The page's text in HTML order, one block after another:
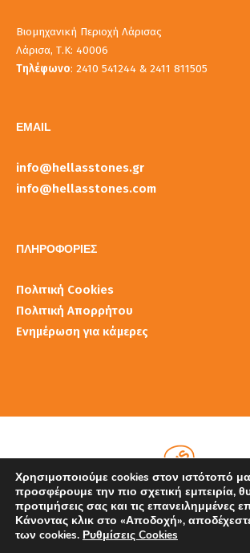
Βιομηχανική Περιοχή Λάρισας
Λάρισα, Τ.Κ: 40006
Τηλέφωνο: 2410 541244 & 2411 811505
EMAIL
info@hellasstones.gr
info@hellasstones.com
ΠΛΗΡΟΦΟΡΙΕΣ
Πολιτική Cookies
Πολιτική Απορρήτου
Ενημέρωση για κάμερες
Χρησιμοποιούμε cookies στον ιστότοπό
προσφέρουμε την πιο σχετική εμπειρία,
προτιμήσεις σας και τις επανειλημμένες
Κάνοντας κλικ στο «Αποδοχή»,
των cookies. Ρυθμίσεις Cookies